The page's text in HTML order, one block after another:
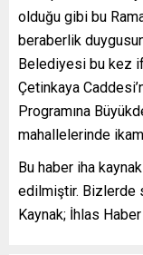
olduğu gibi bu
beraberlik
Belediyesi bu kez
Çetinkaya
Programına
mahallelerinde
Bu haber iha
edilmiştir. Bizlerde
Kaynak; İhlas Haber